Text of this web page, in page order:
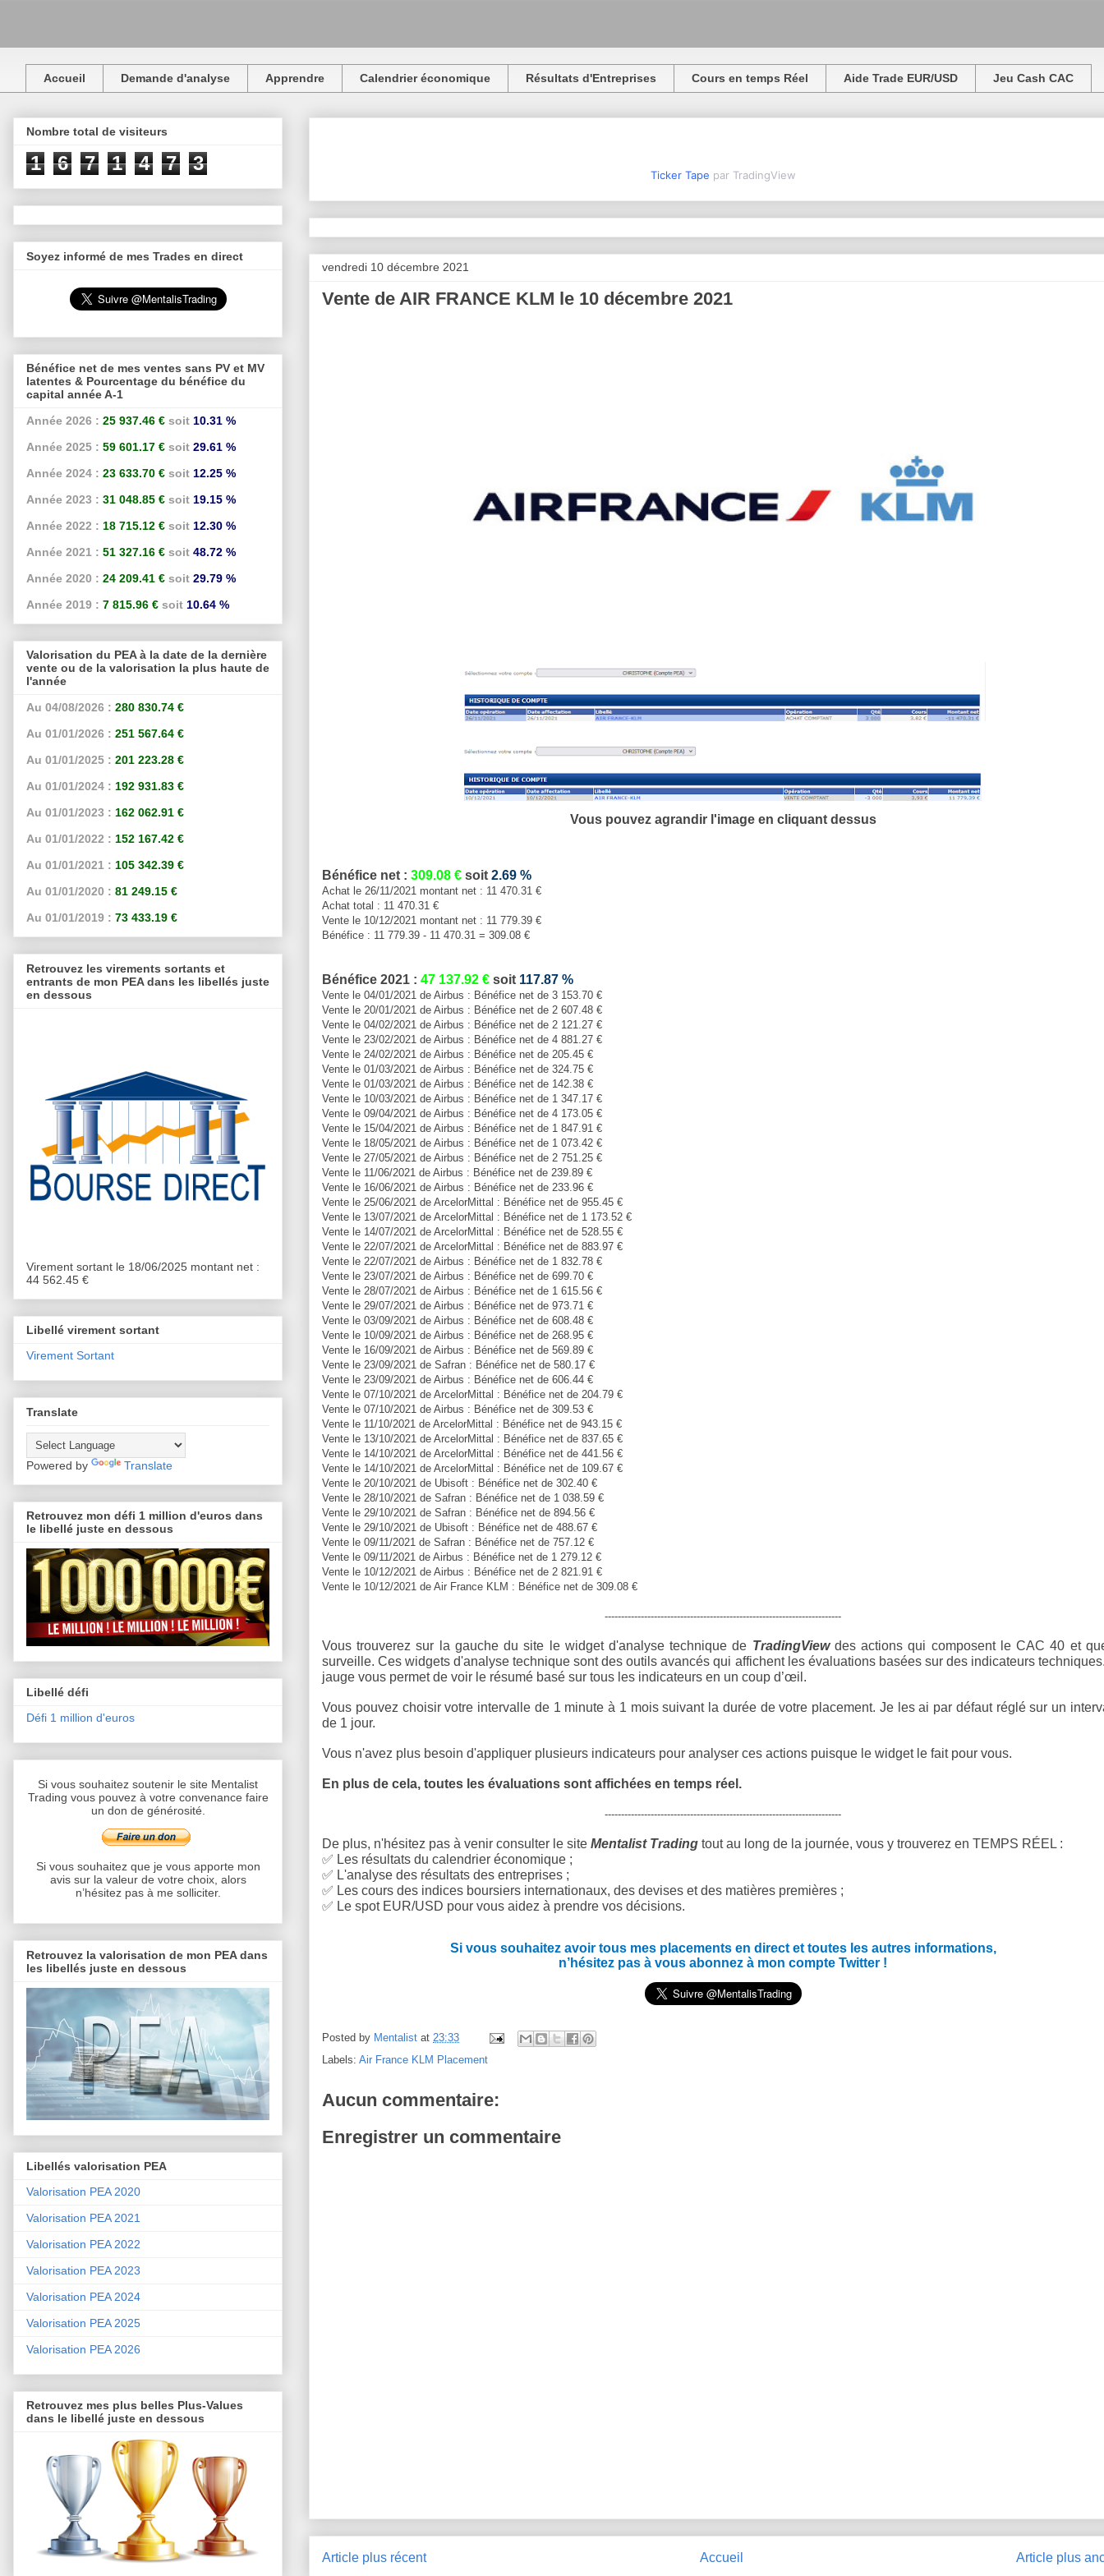
Accueil Demande d'analyse Apprendre Calendrier économique Résultats d'Entreprises Cours en temps Réel Aide Trade EUR/USD Jeu Cash CAC
Ticker Tape par TradingView
vendredi 10 décembre 2021
Vente de AIR FRANCE KLM le 10 décembre 2021
Vous pouvez agrandir l'image en cliquant dessus
Bénéfice net : 309.08 € soit 2.69 %
Achat le 26/11/2021 montant net : 11 470.31 €
Achat total : 11 470.31 €
Vente le 10/12/2021 montant net : 11 779.39 €
Bénéfice : 11 779.39 - 11 470.31 = 309.08 €
Bénéfice 2021 : 47 137.92 € soit 117.87 %
Vente le 04/01/2021 de Airbus : Bénéfice net de 3 153.70 €
Vente le 20/01/2021 de Airbus : Bénéfice net de 2 607.48 €
Vente le 04/02/2021 de Airbus : Bénéfice net de 2 121.27 €
Vente le 23/02/2021 de Airbus : Bénéfice net de 4 881.27 €
Vente le 24/02/2021 de Airbus : Bénéfice net de 205.45 €
Vente le 01/03/2021 de Airbus : Bénéfice net de 324.75 €
Vente le 01/03/2021 de Airbus : Bénéfice net de 142.38 €
Vente le 10/03/2021 de Airbus : Bénéfice net de 1 347.17 €
Vente le 09/04/2021 de Airbus : Bénéfice net de 4 173.05 €
Vente le 15/04/2021 de Airbus : Bénéfice net de 1 847.91 €
Vente le 18/05/2021 de Airbus : Bénéfice net de 1 073.42 €
Vente le 27/05/2021 de Airbus : Bénéfice net de 2 751.25 €
Vente le 11/06/2021 de Airbus : Bénéfice net de 239.89 €
Vente le 16/06/2021 de Airbus : Bénéfice net de 233.96 €
Vente le 25/06/2021 de ArcelorMittal : Bénéfice net de 955.45 €
Vente le 13/07/2021 de ArcelorMittal : Bénéfice net de 1 173.52 €
Vente le 14/07/2021 de ArcelorMittal : Bénéfice net de 528.55 €
Vente le 22/07/2021 de ArcelorMittal : Bénéfice net de 883.97 €
Vente le 22/07/2021 de Airbus : Bénéfice net de 1 832.78 €
Vente le 23/07/2021 de Airbus : Bénéfice net de 699.70 €
Vente le 28/07/2021 de Airbus : Bénéfice net de 1 615.56 €
Vente le 29/07/2021 de Airbus : Bénéfice net de 973.71 €
Vente le 03/09/2021 de Airbus : Bénéfice net de 608.48 €
Vente le 10/09/2021 de Airbus : Bénéfice net de 268.95 €
Vente le 16/09/2021 de Airbus : Bénéfice net de 569.89 €
Vente le 23/09/2021 de Safran : Bénéfice net de 580.17 €
Vente le 23/09/2021 de Airbus : Bénéfice net de 606.44 €
Vente le 07/10/2021 de ArcelorMittal : Bénéfice net de 204.79 €
Vente le 07/10/2021 de Airbus : Bénéfice net de 309.53 €
Vente le 11/10/2021 de ArcelorMittal : Bénéfice net de 943.15 €
Vente le 13/10/2021 de ArcelorMittal : Bénéfice net de 837.65 €
Vente le 14/10/2021 de ArcelorMittal : Bénéfice net de 441.56 €
Vente le 14/10/2021 de ArcelorMittal : Bénéfice net de 109.67 €
Vente le 20/10/2021 de Ubisoft : Bénéfice net de 302.40 €
Vente le 28/10/2021 de Safran : Bénéfice net de 1 038.59 €
Vente le 29/10/2021 de Safran : Bénéfice net de 894.56 €
Vente le 29/10/2021 de Ubisoft : Bénéfice net de 488.67 €
Vente le 09/11/2021 de Safran : Bénéfice net de 757.12 €
Vente le 09/11/2021 de Airbus : Bénéfice net de 1 279.12 €
Vente le 10/12/2021 de Airbus : Bénéfice net de 2 821.91 €
Vente le 10/12/2021 de Air France KLM : Bénéfice net de 309.08 €
------------------------------------------------------------------------
Vous trouverez sur la gauche du site le widget d'analyse technique de TradingView des actions qui composent le CAC 40 et
surveille. Ces widgets d'analyse technique sont des outils avancés qui affichent les évaluations basées sur des indicateurs
jauge vous permet de voir le résumé basé sur tous les indicateurs en un coup d’œil.
Vous pouvez choisir votre intervalle de 1 minute à 1 mois suivant la durée de votre placement. Je les ai par défaut réglé sur un
de 1 jour.
Vous n'avez plus besoin d'appliquer plusieurs indicateurs pour analyser ces actions puisque le widget le fait pour vous.
En plus de cela, toutes les évaluations sont affichées en temps réel.
------------------------------------------------------------------------
De plus, n'hésitez pas à venir consulter le site Mentalist Trading tout au long de la journée, vous y trouverez en TEMPS RÉEL :
✅ Les résultats du calendrier économique ;
✅ L'analyse des résultats des entreprises ;
✅ Les cours des indices boursiers internationaux, des devises et des matières premières ;
✅ Le spot EUR/USD pour vous aidez à prendre vos décisions.
Si vous souhaitez avoir tous mes placements en direct et toutes les autres informations,
n’hésitez pas à vous abonnez à mon compte Twitter !
Posted by Mentalist at 23:33
Labels: Air France KLM Placement
Aucun commentaire:
Enregistrer un commentaire
Article plus récent Article plus
Accueil
Nombre total de visiteurs
1 6 7 1 4 7 3
Soyez informé de mes Trades en direct
Bénéfice net de mes ventes sans PV et MV
latentes & Pourcentage du bénéfice du
capital année A-1
Année 2026 : 25 937.46 € soit 10.31 %
Année 2025 : 59 601.17 € soit 29.61 %
Année 2024 : 23 633.70 € soit 12.25 %
Année 2023 : 31 048.85 € soit 19.15 %
Année 2022 : 18 715.12 € soit 12.30 %
Année 2021 : 51 327.16 € soit 48.72 %
Année 2020 : 24 209.41 € soit 29.79 %
Année 2019 : 7 815.96 € soit 10.64 %
Valorisation du PEA à la date de la dernière
vente ou de la valorisation la plus haute de
l'année
Au 04/08/2026 : 280 830.74 €
Au 01/01/2026 : 251 567.64 €
Au 01/01/2025 : 201 223.28 €
Au 01/01/2024 : 192 931.83 €
Au 01/01/2023 : 162 062.91 €
Au 01/01/2022 : 152 167.42 €
Au 01/01/2021 : 105 342.39 €
Au 01/01/2020 : 81 249.15 €
Au 01/01/2019 : 73 433.19 €
Retrouvez les virements sortants et
entrants de mon PEA dans les libellés juste
en dessous
Virement sortant le 18/06/2025 montant net :
44 562.45 €
Libellé virement sortant
Virement Sortant
Translate
Powered by Translate
Retrouvez mon défi 1 million d'euros dans
le libellé juste en dessous
Libellé défi
Défi 1 million d'euros
Si vous souhaitez soutenir le site Mentalist
Trading vous pouvez à votre convenance faire
un don de générosité.
Si vous souhaitez que je vous apporte mon
avis sur la valeur de votre choix, alors
n’hésitez pas à me solliciter.
Retrouvez la valorisation de mon PEA dans
les libellés juste en dessous
Libellés valorisation PEA
Valorisation PEA 2020
Valorisation PEA 2021
Valorisation PEA 2022
Valorisation PEA 2023
Valorisation PEA 2024
Valorisation PEA 2025
Valorisation PEA 2026
Retrouvez mes plus belles Plus-Values
dans le libellé juste en dessous